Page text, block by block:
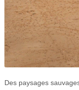
Des paysages